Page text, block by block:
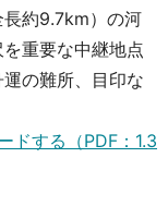
約9.7km）の河
重要な中継地点
の難所、目印な
ドする（PDF：1.3